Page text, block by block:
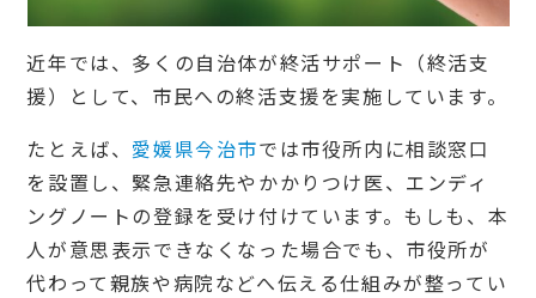
近年では、多くの自治体が終活サポート（終活支
援）として、市民への終活支援を実施しています。
たとえば、 愛媛県今治市では市役所内に相談窓口
を設置し、緊急連絡先やかかりつけ医、エンディ
ングノートの登録を受け付けています。もしも、本
人が意思表示できなくなった場合でも、市役所が
代わって親族や病院などへ伝える仕組みが整ってい